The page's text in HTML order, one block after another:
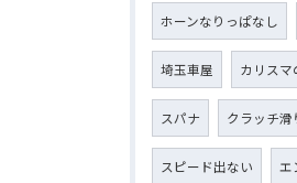
ホーンなりっぱなし
埼玉車屋 カリスマ
スパナ クラッチ滑
スピード出ない エ